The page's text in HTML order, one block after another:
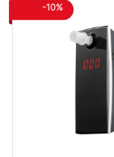
Hỏi đáp
-10%